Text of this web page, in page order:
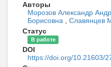
Авторы
Морозов Александр
Борисовна
Славянцев
Статус
В работе
DOI
https://doi.org/10.21603/